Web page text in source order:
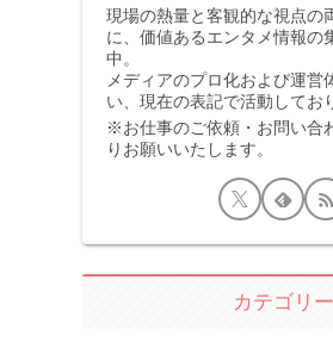
現場の熱量と客観的な視点の
に、価値あるエンタメ情報の
中。
メディアのプロ化および運営
い、現在の表記で活動してお
※お仕事のご依頼・お問い合
りお願いいたします。
カテゴリー